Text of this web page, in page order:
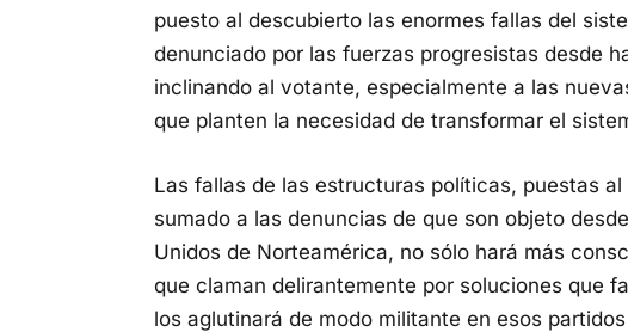
puesto al descubierto las enormes fallas del
denunciado por las fuerzas progresistas desde
inclinando al votante, especialmente a las
que planten la necesidad de transformar el
Las fallas de las estructuras políticas, puestas
sumado a las denuncias de que son objeto
Unidos de Norteamérica, no sólo hará más
que claman delirantemente por soluciones que
los aglutinará de modo militante en esos